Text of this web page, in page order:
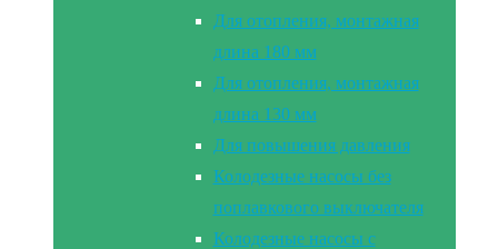
Для отопления, монтажная
длина 180 мм
Для отопления, монтажная
длина 130 мм
Для повышения давления
Колодезные насосы без
поплавкового выключателя
Колодезные насосы с